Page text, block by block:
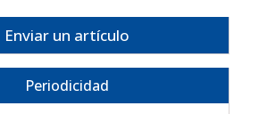
Enviar un artículo
Periodicidad